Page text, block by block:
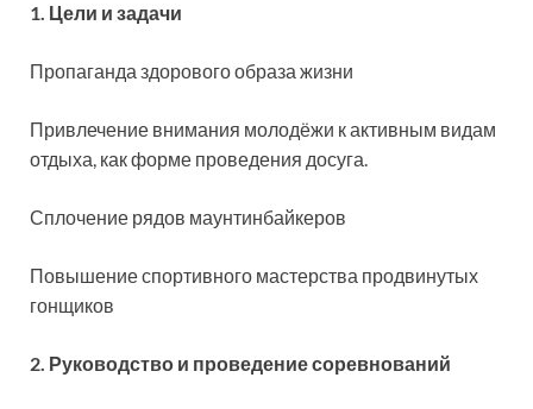
1. Цели и задачи
Пропаганда здорового образа жизни
Привлечение внимания молодёжи к активным видам
отдыха, как форме проведения досуга.
Сплочение рядов маунтинбайкеров
Повышение спортивного мастерства продвинутых
гонщиков
2. Руководство и проведение соревнований